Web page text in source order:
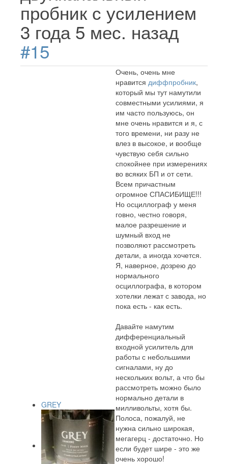
пробник с усилением
3 года 5 мес. назад
#15
GREY
Очень, очень мне
нравится диффпробник,
который мы тут намутили
совместными усилиями, я
им часто пользуюсь, он
мне очень нравится и я, с
того времени, ни разу не
влез в высокое, и вообще
чувствую себя сильно
спокойнее при измерениях
во всяких БП и от сети.
Всем причастным
огромное СПАСИБИЩЕ!!!
Но осциллограф у меня
говно, честно говоря,
малое разрешение и
шумный вход не
позволяют рассмотреть
детали, а иногда хочется.
Я, наверное, дозрею до
нормального
осциллографа, в котором
хотелки лежат с завода, но
пока есть - как есть.
Давайте намутим
дифференциальный
входной усилитель для
работы с небольшими
сигналами, ну до
нескольких вольт, а что бы
рассмотреть можно было
нормально детали в
милливольты, хотя бы.
Полоса, пожалуй, не
нужна сильно широкая,
мегагерц - достаточно. Но
если будет шире - это же
очень хорошо!